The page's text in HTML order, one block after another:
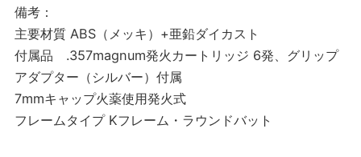
備考：
主要材質 ABS（メッキ）+亜鉛ダイカスト
付属品 .357magnum発火カートリッジ 6発、グリップ
アダプター（シルバー）付属
7mmキャップ火薬使用発火式
フレームタイプ Kフレーム・ラウンドバット